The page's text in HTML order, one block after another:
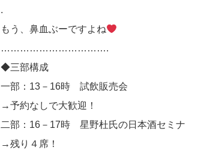
.
もう、鼻血ぶーですよね
…………………………….
◆三部構成
一部：13－16時 試飲販売会
→予約なしで大歓迎！
二部：16－17時 星野杜氏の日本酒セミナ
→残り４席！